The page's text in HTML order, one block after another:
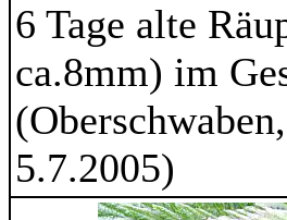
6 Tage alte
ca.8mm) im
5.7.2005)